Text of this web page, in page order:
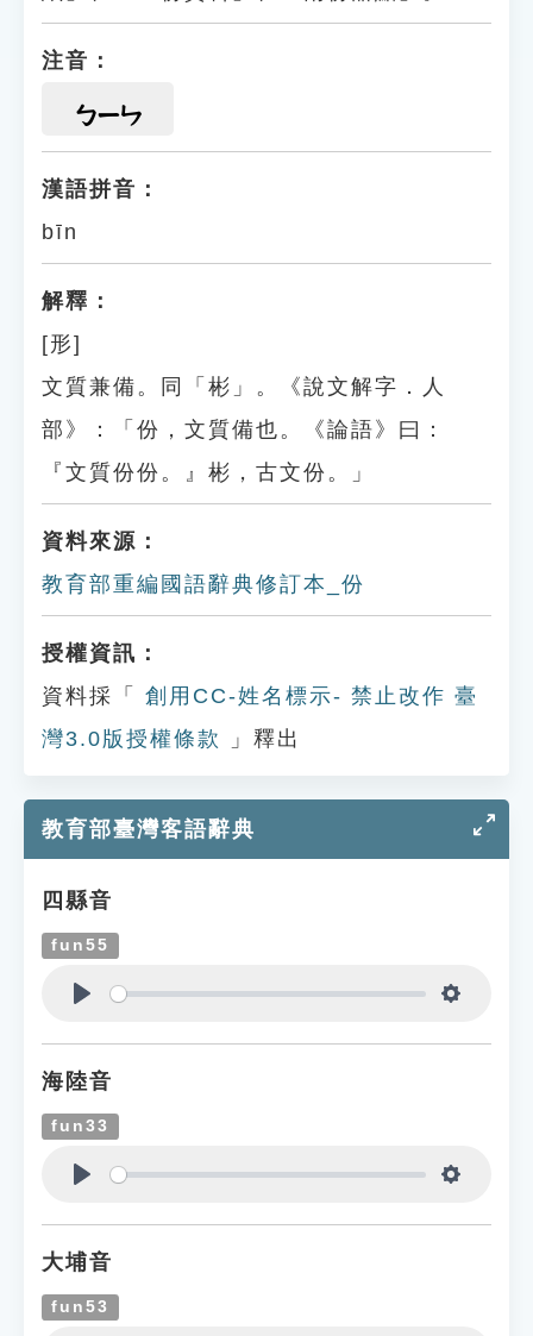
注音：
ㄅㄧㄣ
漢語拼音：
bīn
解釋：
[形]
文質兼備。同「彬」。《說文解字．人
部》：「份，文質備也。《論語》曰：
『文質份份。』彬，古文份。」
資料來源：
教育部重編國語辭典修訂本_份
授權資訊：
資料採「
創用CC-姓名標示- 禁止改作 臺
灣3.0版授權條款
」釋出
教育部臺灣客語辭典
四縣音
fun55
海陸音
fun33
大埔音
fun53